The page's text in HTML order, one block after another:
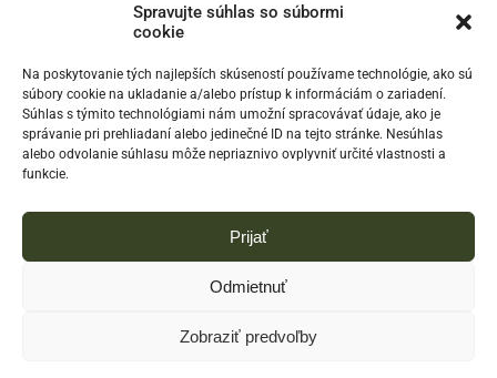
Spravujte súhlas so súbormi
cookie
Na poskytovanie tých najlepších skúseností používame technológie, ako sú
súbory cookie na ukladanie a/alebo prístup k informáciám o zariadení.
Súhlas s týmito technológiami nám umožní spracovávať údaje, ako je
správanie pri prehliadaní alebo jedinečné ID na tejto stránke. Nesúhlas
alebo odvolanie súhlasu môže nepriaznivo ovplyvniť určité vlastnosti a
funkcie.
Prijať
Odmietnuť
Zobraziť predvoľby
Klepnutím přijměte marketingové soubory
cookie a povolte tento obsah